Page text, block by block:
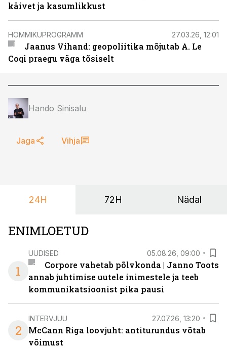
käivet ja kasumlikkust
HOMMIKUPROGRAMM 27.03.26, 12:01
Jaanus Vihand: geopoliitika mõjutab A. Le
Coqi praegu väga tõsiselt
Hando Sinisalu
Jaga Vihja
24H 72H Nädal
ENIMLOETUD
1
UUDISED 05.08.26, 09:00
Corpore vahetab põlvkonda | Janno Toots
annab juhtimise uutele inimestele ja teeb
kommunikatsioonist pika pausi
2
INTERVJUU 27.07.26, 13:20
McCann Riga loovjuht: antiturundus võtab
võimust